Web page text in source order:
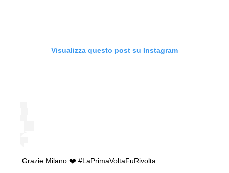
Visualizza questo post su Instagram
Grazie Milano ❤️ #LaPrimaVoltaFuRivolta